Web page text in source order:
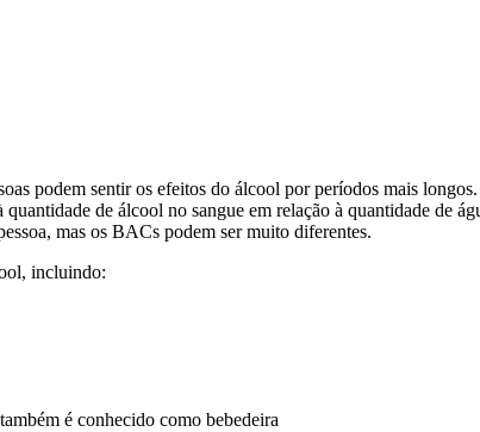
podem sentir os efeitos do álcool por períodos mais
de álcool no sangue em relação à quantidade de
mas os BACs podem ser muito diferentes.
incluindo:
é conhecido como bebedeira